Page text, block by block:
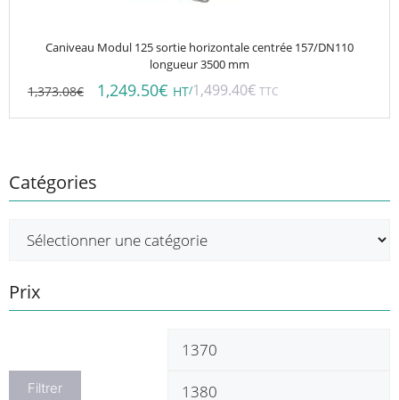
Caniveau Modul 125 sortie horizontale centrée 157/DN110
longueur 3500 mm
1,373.08€ 1,249.50€ HT/1,499.40€ TTC
Catégories
Prix
Prix
Filtrer